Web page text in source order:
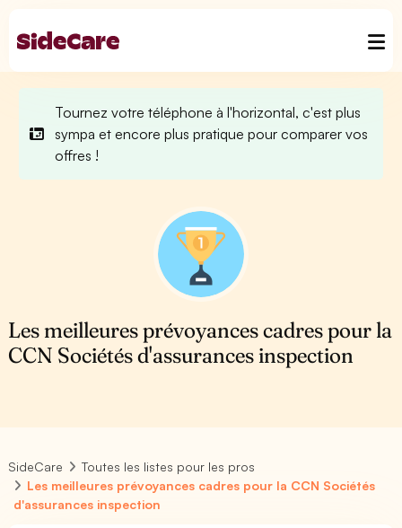
Tournez votre téléphone à l'horizontal, c'est plus
sympa et encore plus pratique pour comparer vos
offres !
Les meilleures prévoyances cadres pour la
CCN Sociétés d'assurances inspection
SideCare
Toutes les listes pour les pros
Les meilleures prévoyances cadres pour la CCN Sociétés
d'assurances inspection